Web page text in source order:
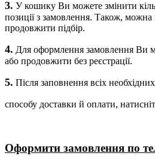
3. У кошику Ви можете змінити
позиції з замовлення. Також, можна
продовжити підбір.
4. Для оформлення замовлення Ви
або продовжити без реєстрації.
5. Після заповнення всіх
способу доставки й оплати,
Оформити замовлення по